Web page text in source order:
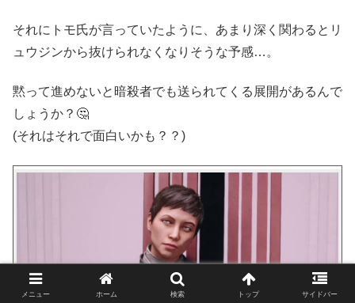
それにトモ氏が言っていたように、あまり深く関わるとリ
ュウジンから抜けられなくなりそうな予感…。
黙って進めないと暗殺者でも送られてくる展開があるんで
しょうか？🤔
(それはそれで面白いかも？？)
メニュー ホーム 検索 トップ サイドバー